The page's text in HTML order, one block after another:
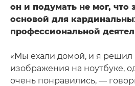
он и подумать не мог, что
основой для
профессиональной
«Мы ехали домой, и я решил
изображения на ноутбуке,
очень понравились, —